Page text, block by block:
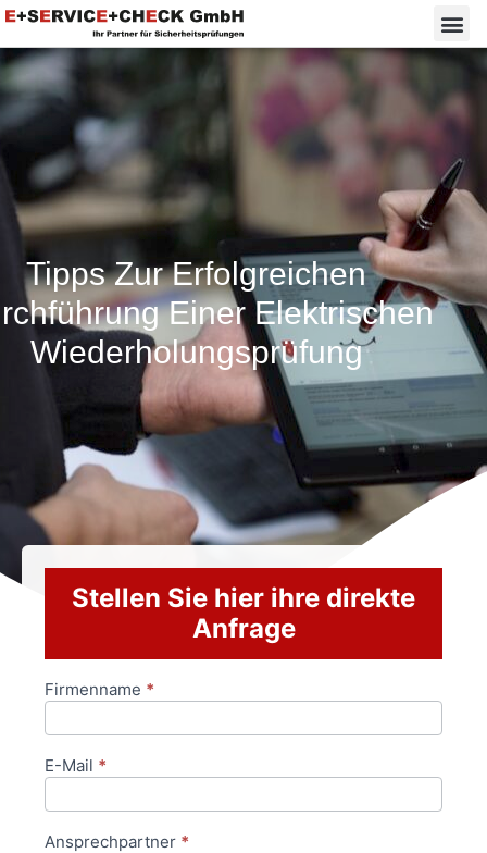
Tipps Zur Erfolgreichen
Einer Elektrischen
Wiederholungsprüfung
Stellen Sie hier ihre direkte
Anfrage
Anfrageformular
Firmenname *
E-Mail *
Ansprechpartner *